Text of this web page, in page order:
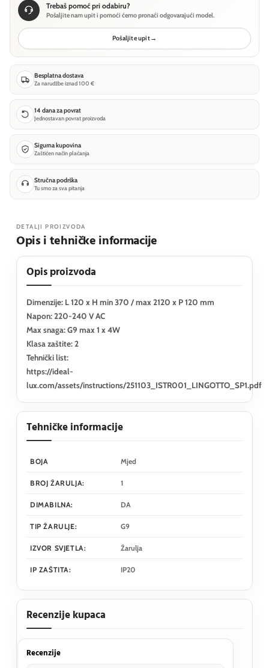
Trebaš pomoć pri odabiru?
Pošaljite nam upit i pomoći ćemo pronaći odgovarajući model.
Pošaljite upit→
Besplatna dostava
Za narudžbe iznad 100 €
14 dana za povrat
Jednostavan povrat proizvoda
Sigurna kupovina
Zaštićen način plaćanja
Stručna podrška
Tu smo za sva pitanja
DETALJI PROIZVODA
Opis i tehničke informacije
Opis proizvoda
Dimenzije: L 120 x H min 370 / max 2120 x P 120 mm
Napon: 220-240 V AC
Max snaga: G9 max 1 x 4W
Klasa zaštite: 2
Tehnički list:
https://ideal-
lux.com/assets/instructions/251103_ISTR001_LINGOTTO_SP1.pdf
Tehničke informacije
BOJA Mjed
BROJ ŽARULJA: 1
DIMABILNA: DA
TIP ŽARULJE: G9
IZVOR SVJETLA: Žarulja
IP ZAŠTITA: IP20
Recenzije kupaca
Recenzije